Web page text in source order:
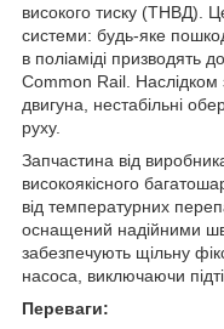
високого тиску (ТНВД).
системи: будь-яке
в поліаміді призводять
Common Rail. Наслідком
двигуна, нестабільні
руху.
Запчастина від
високоякісного
від температурних
оснащений надійними
забезпечують щільну
насоса, виключаючи
Переваги: